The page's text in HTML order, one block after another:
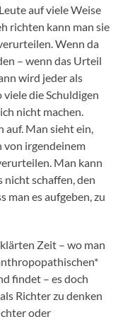
auf viele Weise
richten kann man sie
Wenn da
– wenn das Urteil
wird jeder als
die Schuldigen
nicht machen.
auf. Man sieht ein,
von irgendeinem
Man kann
nicht schaffen, den
man es aufgeben, zu
Zeit – wo man
findet – es doch
Richter zu denken
oder